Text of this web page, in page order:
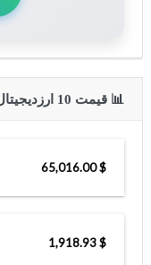
📊 قیمت 10 ارزدیجیتال برتر
$ 65,016.00
$ 1,918.93